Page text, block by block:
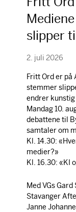
slipper
2. juli 2026
Fritt Ord er på
stemmer
endrer
Mandag 10.
debattene til
samtaler om
Kl. 14.30:
medier?»
Kl. 16.30: «KI
Med VGs
Stavanger
Janne